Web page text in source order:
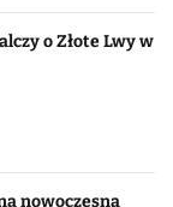
o Złote Lwy w
nowoczesną